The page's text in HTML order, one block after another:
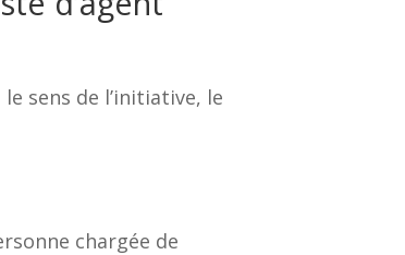
sens de l’initiative, le
chargée de